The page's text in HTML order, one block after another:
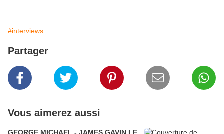
#interviews
Partager
Vous aimerez aussi